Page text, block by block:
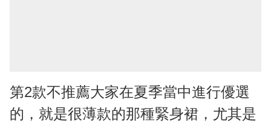
第2款不推薦大家在夏季當中進行優選
的，就是很薄款的那種緊身裙，尤其是